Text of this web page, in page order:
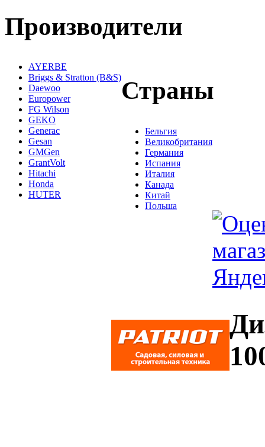
Производители
AYERBE
Briggs & Stratton (B&S)
Daewoo
Europower
FG Wilson
GEKO
Generac
Gesan
GMGen
GrantVolt
Hitachi
Honda
HUTER
Страны
Бельгия
Великобритания
Германия
Испания
Италия
Канада
Китай
Польша